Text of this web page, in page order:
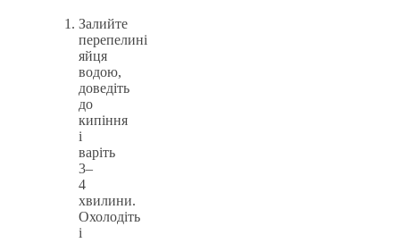
Залийте
перепелині
яйця
водою,
доведіть
до
кипіння
і
варіть
3–
4
хвилини.
Охолодіть
і